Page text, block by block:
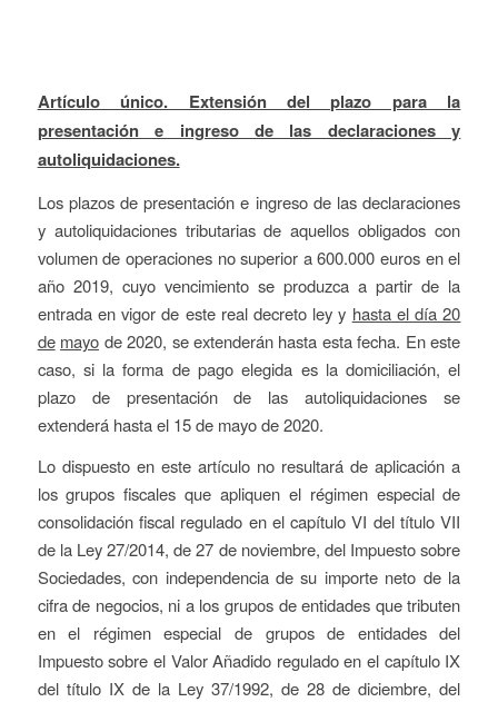
Artículo único. Extensión del plazo para la
presentación e ingreso de las declaraciones y
autoliquidaciones.
Los plazos de presentación e ingreso de las declaraciones
y autoliquidaciones tributarias de aquellos obligados con
volumen de operaciones no superior a 600.000 euros en el
año 2019, cuyo vencimiento se produzca a partir de la
entrada en vigor de este real decreto ley y hasta el día 20
de mayo de 2020, se extenderán hasta esta fecha. En este
caso, si la forma de pago elegida es la domiciliación, el
plazo de presentación de las autoliquidaciones se
extenderá hasta el 15 de mayo de 2020.
Lo dispuesto en este artículo no resultará de aplicación a
los grupos fiscales que apliquen el régimen especial de
consolidación fiscal regulado en el capítulo VI del título VII
de la Ley 27/2014, de 27 de noviembre, del Impuesto sobre
Sociedades, con independencia de su importe neto de la
cifra de negocios, ni a los grupos de entidades que tributen
en el régimen especial de grupos de entidades del
Impuesto sobre el Valor Añadido regulado en el capítulo IX
del título IX de la Ley 37/1992, de 28 de diciembre, del